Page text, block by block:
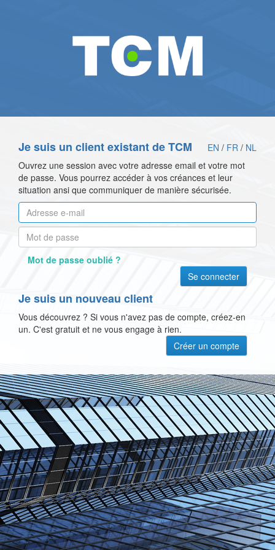
EN / FR / NL
Je suis un client existant de TCM
Ouvrez une session avec votre adresse email et votre mot
de passe. Vous pourrez accéder à vos créances et leur
situation ansi que communiquer de manière sécurisée.
Mot de passe oublié ?
Je suis un nouveau client
Vous découvrez ? Si vous n'avez pas de compte, créez-en
un. C'est gratuit et ne vous engage à rien.